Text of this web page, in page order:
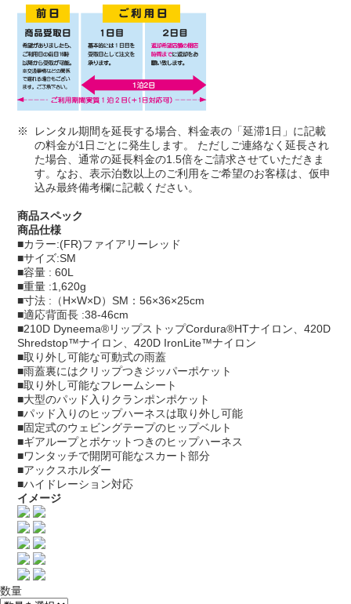
レンタル期間を延長する場合、料金表の「延滞1日」に記載
の料金が1日ごとに発生します。 ただしご連絡なく延長され
た場合、通常の延長料金の1.5倍をご請求させていただきま
す。なお、表示泊数以上のご利用をご希望のお客様は、仮申
込み最終備考欄に記載ください。
商品スペック
商品仕様
■カラー:(FR)ファイアリーレッド
■サイズ:SM
■容量 : 60L
■重量 :1,620g
■寸法 :（H×W×D）SM：56×36×25cm
■適応背面長 :38-46cm
■210D Dyneema®リップストップCordura®HTナイロン、420D
Shredstop™ナイロン、420D IronLite™ナイロン
■取り外し可能な可動式の雨蓋
■雨蓋裏にはクリップつきジッパーポケット
■取り外し可能なフレームシート
■大型のパッド入りクランポンポケット
■パッド入りのヒップハーネスは取り外し可能
■固定式のウェビングテープのヒップベルト
■ギアループとポケットつきのヒップハーネス
■ワンタッチで開閉可能なスカート部分
■アックスホルダー
■ハイドレーション対応
イメージ
数量